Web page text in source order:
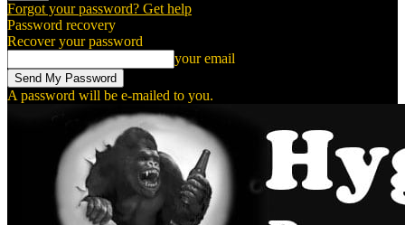
Forgot your password? Get help
Password recovery
Recover your password
your email
A password will be e-mailed to you.